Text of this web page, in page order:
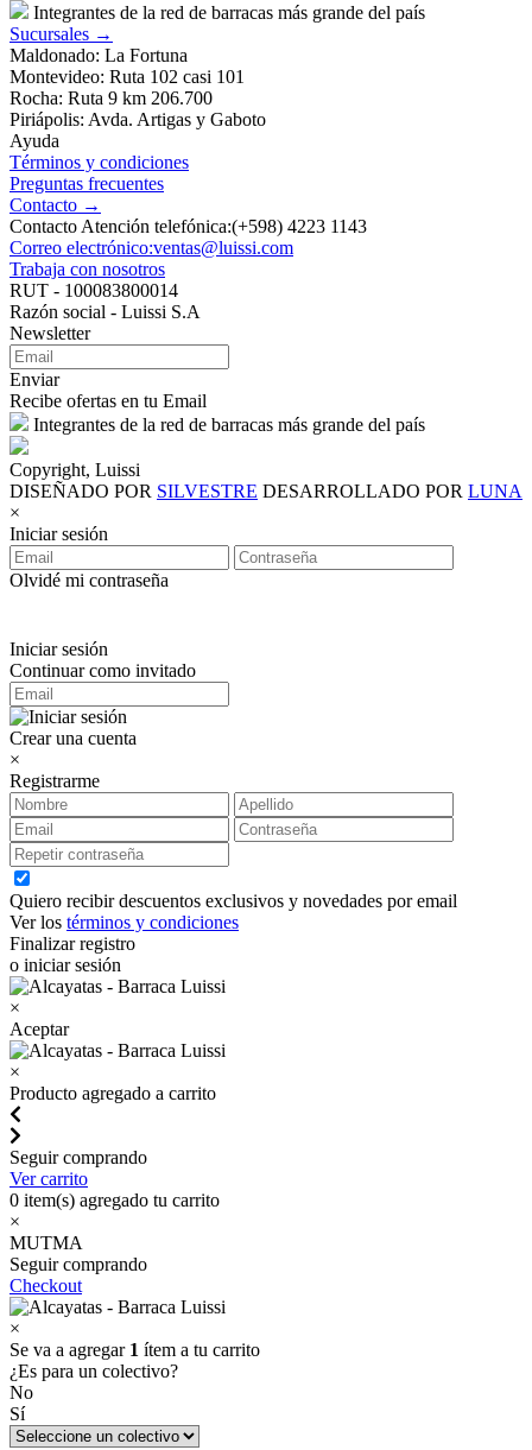
Integrantes de la red de barracas más grande del país
Sucursales →
Maldonado: La Fortuna
Montevideo: Ruta 102 casi 101
Rocha: Ruta 9 km 206.700
Piriápolis: Avda. Artigas y Gaboto
Ayuda
Términos y condiciones
Preguntas frecuentes
Contacto →
Contacto Atención telefónica:(+598) 4223 1143
Correo electrónico:ventas@luissi.com
Trabaja con nosotros
RUT - 100083800014
Razón social - Luissi S.A
Newsletter
Enviar
Recibe ofertas en tu Email
Integrantes de la red de barracas más grande del país
Copyright, Luissi
DISEÑADO POR SILVESTRE DESARROLLADO POR LUNA
×
Iniciar sesión
Olvidé mi contraseña
Iniciar sesión
Continuar como invitado
Crear una cuenta
×
Registrarme
Quiero recibir descuentos exclusivos y novedades por email
Ver los términos y condiciones
Finalizar registro
o iniciar sesión
×
Aceptar
×
Producto agregado a carrito
Seguir comprando
Ver carrito
0 item(s) agregado tu carrito
×
MUTMA
Seguir comprando
Checkout
×
Se va a agregar 1 ítem a tu carrito
¿Es para un colectivo?
No
Sí